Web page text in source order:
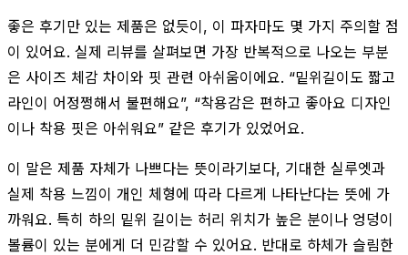
좋은 후기만 있는 제품은 없듯이, 이 파자마도 몇 가지 주의할 점
이 있어요. 실제 리뷰를 살펴보면 가장 반복적으로 나오는 부분
은 사이즈 체감 차이와 핏 관련 아쉬움이에요. “밑위길이도 짧고
라인이 어정쩡해서 불편해요”, “착용감은 편하고 좋아요 디자인
이나 착용 핏은 아쉬워요” 같은 후기가 있었어요.
이 말은 제품 자체가 나쁘다는 뜻이라기보다, 기대한 실루엣과
실제 착용 느낌이 개인 체형에 따라 다르게 나타난다는 뜻에 가
까워요. 특히 하의 밑위 길이는 허리 위치가 높은 분이나 엉덩이
볼륨이 있는 분에게 더 민감할 수 있어요. 반대로 하체가 슬림한